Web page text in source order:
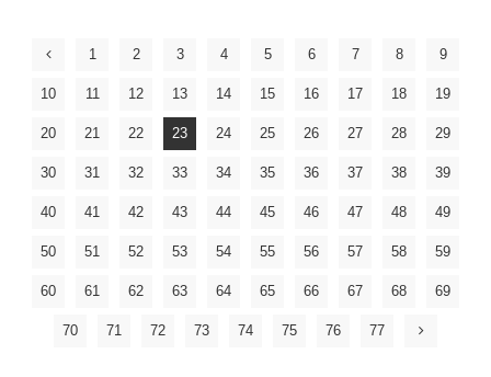
1 2 3 4 5 6 7 8 9
10 11 12 13 14 15 16 17 18 19
20 21 22 23 24 25 26 27 28 29
30 31 32 33 34 35 36 37 38 39
40 41 42 43 44 45 46 47 48 49
50 51 52 53 54 55 56 57 58 59
60 61 62 63 64 65 66 67 68 69
70 71 72 73 74 75 76 77